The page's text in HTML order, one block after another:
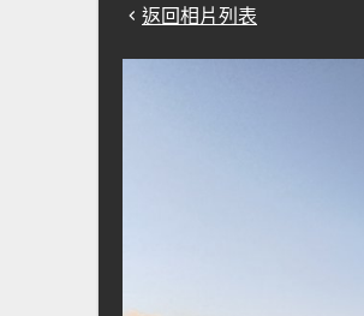
返回相片列表